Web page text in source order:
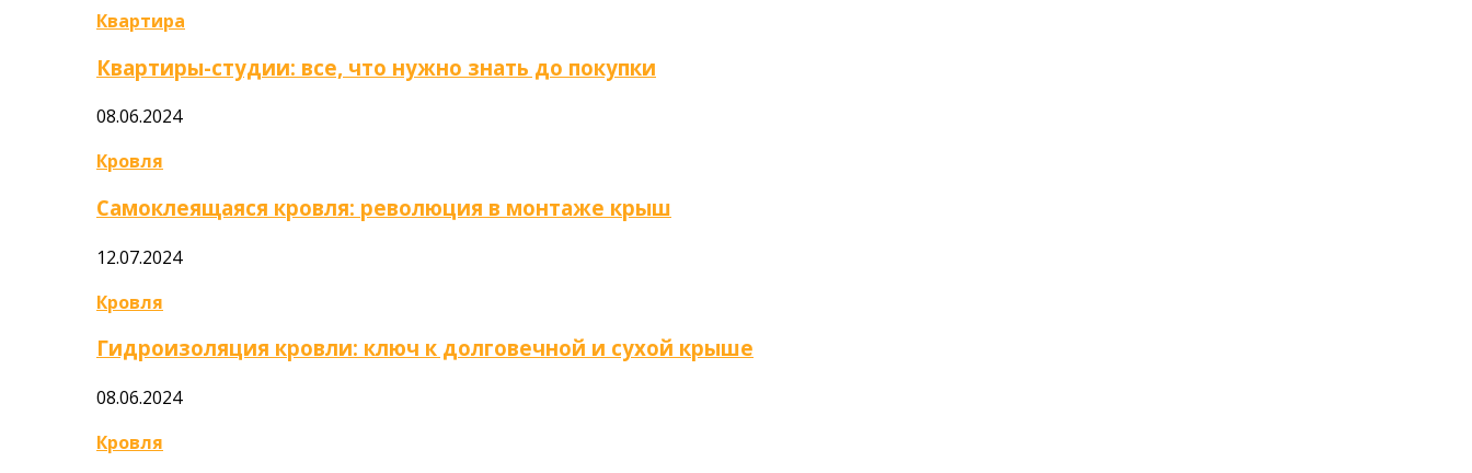
Квартира
Квартиры-студии: все, что нужно знать до покупки
08.06.2024
Кровля
Самоклеящаяся кровля: революция в монтаже крыш
12.07.2024
Кровля
Гидроизоляция кровли: ключ к долговечной и сухой крыше
08.06.2024
Кровля